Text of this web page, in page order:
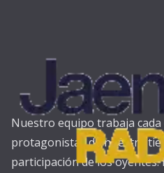
Nuestro equipo trabaja
protagonistas de nuestra
participación de los oyentes.